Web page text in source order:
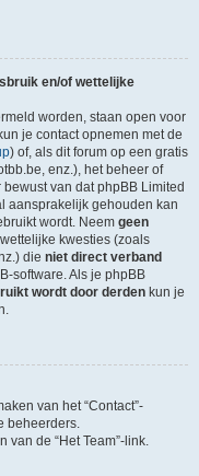
en/of wettelijke
worden, staan open voor
je contact opnemen met de
) of, als dit forum op een gratis
enz.), het beheer of
van dat phpBB Limited
aansprakelijk gehouden kan
wordt. Neem geen
kwesties (zoals
die niet direct verband
software. Als je phpBB
wordt door derden kun je
van het “Contact”-
beheerders.
van de “Het Team”-link.